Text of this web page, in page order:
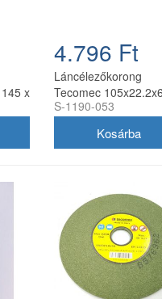
x
4.796 Ft
Láncélezőkorong
Tecomec
S-1190-053